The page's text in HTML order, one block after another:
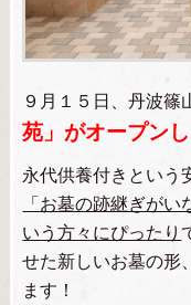
９月１５日、丹波篠
苑」がオープンし
永代供養付きという
「お墓の跡継ぎが
いう方々にぴったり
せた新しいお墓の形
ます！